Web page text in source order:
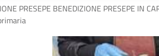
PRESEPE BENEDIZIONE PRESEPE IN